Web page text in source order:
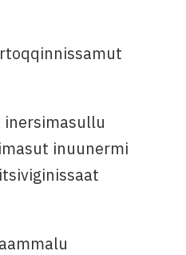
inersimasullu
inuunermi